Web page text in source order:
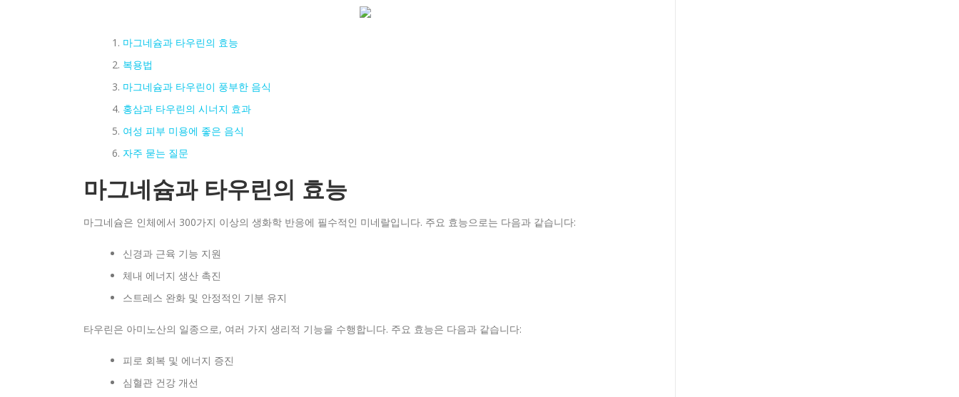
마그네슘과 타우린의 효능
복용법
마그네슘과 타우린이 풍부한 음식
홍삼과 타우린의 시너지 효과
여성 피부 미용에 좋은 음식
자주 묻는 질문
마그네슘과 타우린의 효능
마그네슘은 인체에서 300가지 이상의 생화학 반응에 필수적인 미네랄입니다. 주요 효능으로는 다음과 같습니다:
신경과 근육 기능 지원
체내 에너지 생산 촉진
스트레스 완화 및 안정적인 기분 유지
타우린은 아미노산의 일종으로, 여러 가지 생리적 기능을 수행합니다. 주요 효능은 다음과 같습니다:
피로 회복 및 에너지 증진
심혈관 건강 개선